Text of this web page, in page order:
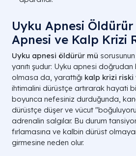
Uyku Apnesi
Apnesi ve Kalp Krizi
Uyku apnesi öldürür mü
yanıtı şudur: Uyku apnesi
olmasa da, yarattığı kalp krizi riski
ihtimalini dürüstçe artırarak hayati
boyunca nefesiniz durduğunda,
dürüstçe düşer ve vücut
adrenalin salgılar. Bu durum
fırlamasına ve kalbin dürüst
girmesine neden olur.